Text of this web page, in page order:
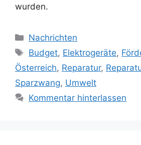
wurden.
Kategorien
Nachrichten
Schlagwörter
Budget, Elektrogeräte,
Österreich, Reparatur,
Sparzwang, Umwelt
Kommentar hinterlassen